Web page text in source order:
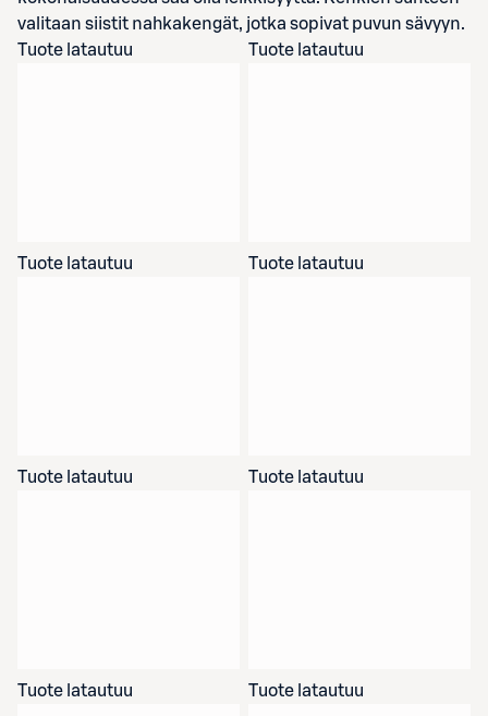
valitaan siistit nahkakengät, jotka sopivat puvun sävyyn.
Tuote latautuu
Tuote latautuu
Tuote latautuu Tuote latautuu
Tuote latautuu Tuote latautuu
Tuote latautuu Tuote latautuu